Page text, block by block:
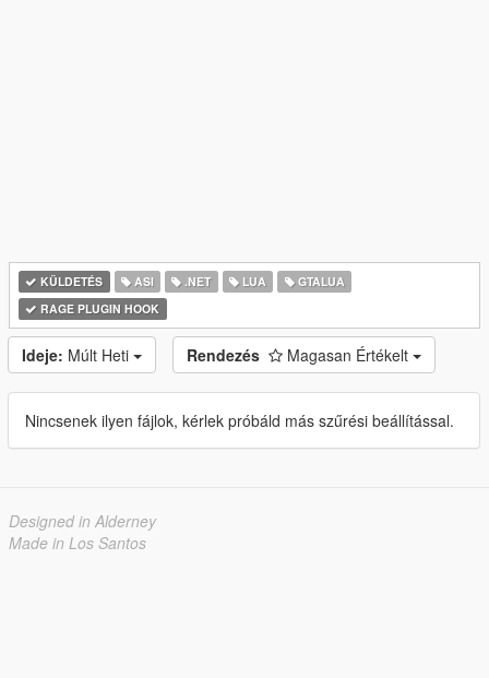
KÜLDETÉS ASI .NET LUA
GTALUA
RAGE PLUGIN HOOK
Ideje: Múlt Heti Rendezés Magasan Értékelt
Nincsenek ilyen fájlok, kérlek próbáld más szűrési beállítással.
Designed in Alderney
Made in Los Santos